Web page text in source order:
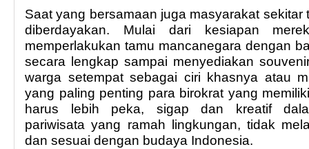
Saat yang bersamaan juga masyarakat sekitar
diberdayakan. Mulai dari kesiapan
memperlakukan tamu mancanegara dengan
secara lengkap sampai menyediakan
warga setempat sebagai ciri khasnya atau
yang paling penting para birokrat yang
harus lebih peka, sigap dan kreatif
pariwisata yang ramah lingkungan, tidak
dan sesuai dengan budaya Indonesia.